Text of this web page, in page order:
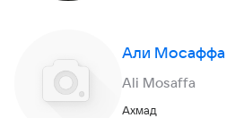
Али Мосаффа
Ali Mosaffa
Ахмад